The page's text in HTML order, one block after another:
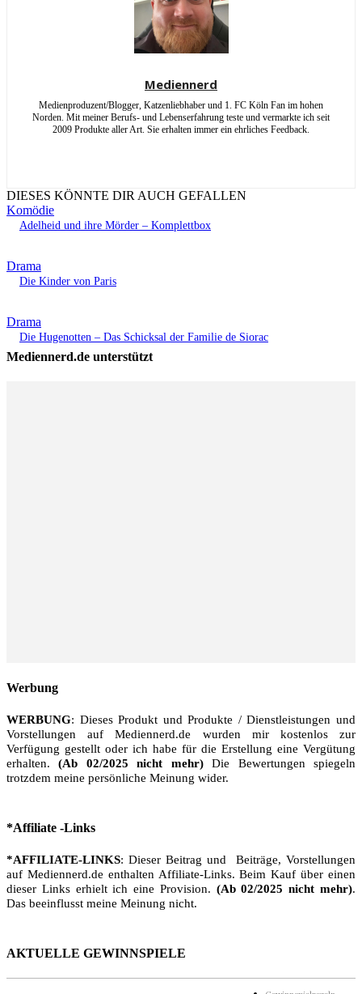
Mediennerd
Medienproduzent/Blogger, Katzenliebhaber und 1. FC Köln Fan im hohen
Norden. Mit meiner Berufs- und Lebenserfahrung teste und vermarkte ich seit
2009 Produkte aller Art. Sie erhalten immer ein ehrliches Feedback.
DIESES KÖNNTE DIR AUCH GEFALLEN
Komödie
Adelheid und ihre Mörder – Komplettbox
Drama
Die Kinder von Paris
Drama
Die Hugenotten – Das Schicksal der Familie de Siorac
Mediennerd.de unterstützt
Werbung
WERBUNG: Dieses Produkt und Produkte / Dienstleistungen und
Vorstellungen auf Mediennerd.de wurden mir kostenlos zur
Verfügung gestellt oder ich habe für die Erstellung eine Vergütung
erhalten.(Ab 02/2025 nicht mehr)Die Bewertungen spiegeln
trotzdem meine persönliche Meinung wider.
*Affiliate -Links
*AFFILIATE-LINKS: Dieser Beitrag und Beiträge, Vorstellungen
auf Mediennerd.de enthalten Affiliate-Links. Beim Kauf über einen
dieser Links erhielt ich eine Provision. (Ab 02/2025 nicht mehr).
Das beeinflusst meine Meinung nicht.
AKTUELLE GEWINNSPIELE